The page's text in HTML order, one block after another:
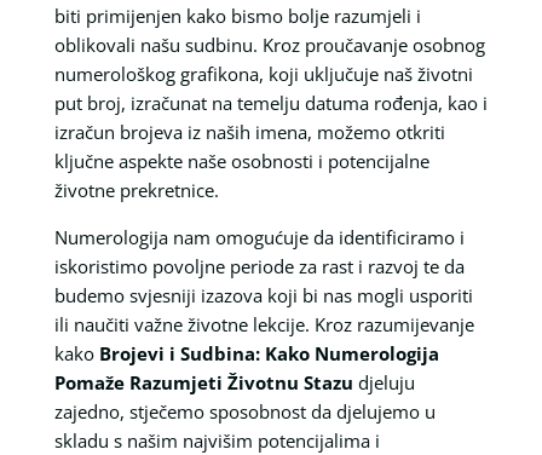
biti primijenjen kako bismo bolje razumjeli i
oblikovali našu sudbinu. Kroz proučavanje osobnog
numerološkog grafikona, koji uključuje naš životni
put broj, izračunat na temelju datuma rođenja, kao i
izračun brojeva iz naših imena, možemo otkriti
ključne aspekte naše osobnosti i potencijalne
životne prekretnice.
Numerologija nam omogućuje da identificiramo i
iskoristimo povoljne periode za rast i razvoj te da
budemo svjesniji izazova koji bi nas mogli usporiti
ili naučiti važne životne lekcije. Kroz razumijevanje
kako Brojevi i Sudbina: Kako Numerologija
Pomaže Razumjeti Životnu Stazu djeluju
zajedno, stječemo sposobnost da djelujemo u
skladu s našim najvišim potencijalima i